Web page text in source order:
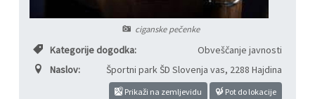
ciganske pečenke
Kategorije dogodka:
Obveščanje javnosti
Naslov:
Športni park ŠD Slovenja vas, 2288 Hajdina
Prikaži na zemljevidu Pot do lokacije
Informacije javnega značaja
Vizitka občine
Javni razpisi, natečaji, namere...
Projekti in investicije
Občinski časopis Hajdinčan